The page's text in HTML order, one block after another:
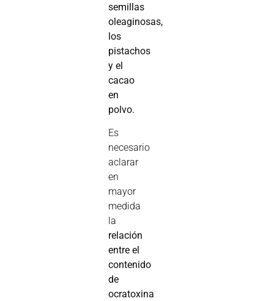
semillas
oleaginosas,
los
pistachos
y el
cacao
en
polvo.
Es
necesario
aclarar
en
mayor
medida
la
relación
entre el
contenido
de
ocratoxina